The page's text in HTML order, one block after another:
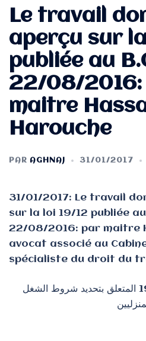
Le travail
aperçu sur
publiée au
22/08/2016:
maitre
Harouche
PAR AGHNAJ 31/01/2017
31/01/2017: Le travail
sur la loi 19/12 publiée au
22/08/2016: par maitre
avocat associé au
spécialiste du droit du
ملاحظات حول القانون 19.12 المتعلق بتحديد شروط الشغل